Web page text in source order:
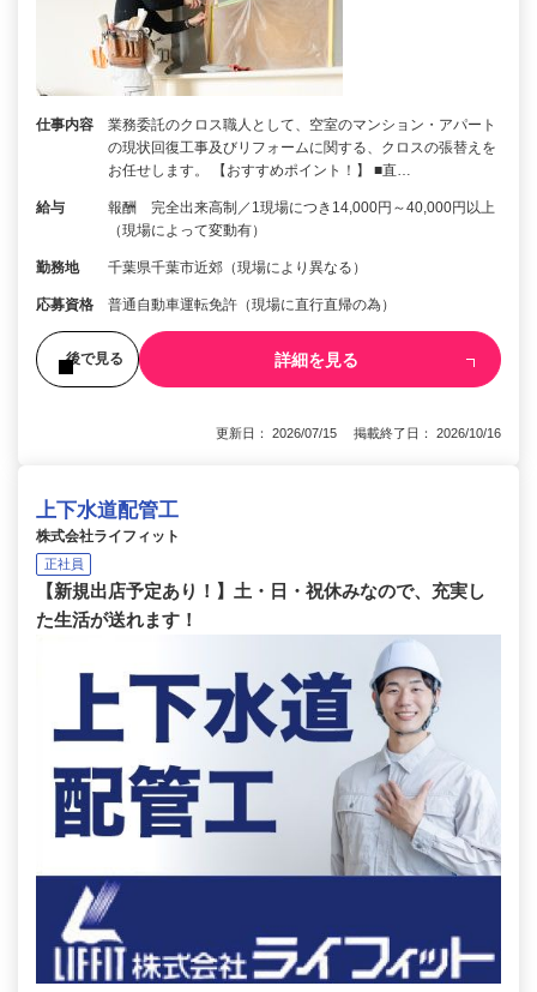
仕事内容
業務委託のクロス職人として、空室のマンション・アパート
の現状回復工事及びリフォームに関する、クロスの張替えを
お任せします。 【おすすめポイント！】 ■直…
給与
報酬 完全出来高制／1現場につき14,000円～40,000円以上
（現場によって変動有）
勤務地 千葉県千葉市近郊（現場により異なる）
応募資格 普通自動車運転免許（現場に直行直帰の為）
後で見る 詳細を見る
更新日： 2026/07/15 掲載終了日： 2026/10/16
上下水道配管工
株式会社ライフィット
正社員
【新規出店予定あり！】土・日・祝休みなので、充実し
た生活が送れます！